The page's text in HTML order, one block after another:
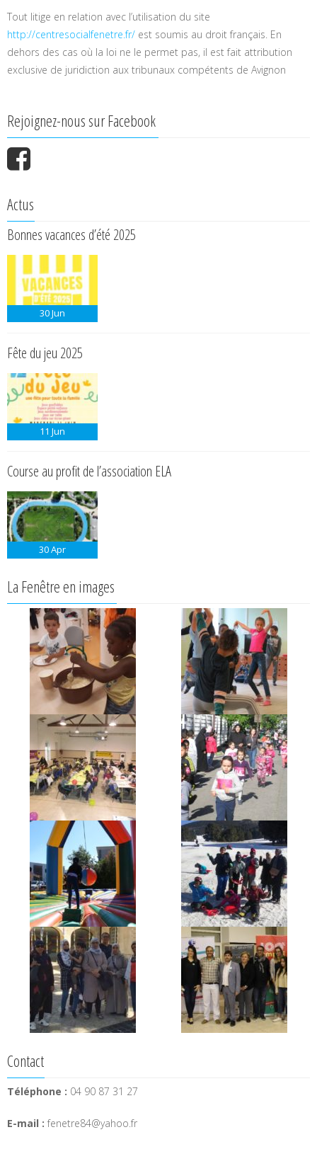
Tout litige en relation avec l’utilisation du site
http://centresocialfenetre.fr/ est soumis au droit français. En
dehors des cas où la loi ne le permet pas, il est fait attribution
exclusive de juridiction aux tribunaux compétents de Avignon
Rejoignez-nous sur Facebook
Actus
Bonnes vacances d’été 2025
30Jun
Fête du jeu 2025
11 Jun
Course au profit de l’association ELA
30Apr
La Fenêtre en images
Contact
Téléphone : 04 90 87 31 27
E-mail : fenetre84@yahoo.fr